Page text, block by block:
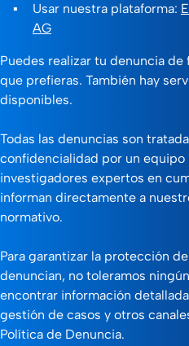
Usar nuestra plataforma:
AG
Puedes realizar tu denuncia de
que prefieras. También hay
disponibles.
Todas las denuncias son
confidencialidad por un
investigadores expertos en
informan directamente a
normativo.
Para garantizar la protección
denuncian, no toleramos
encontrar información
gestión de casos y otros
Política de Denuncia.